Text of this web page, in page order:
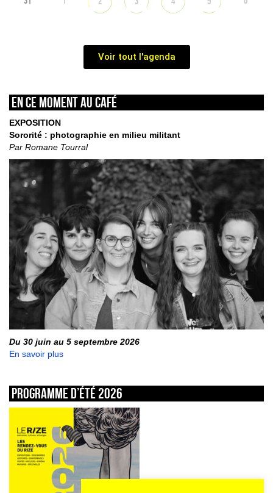
Voir tout l'agenda
En ce moment au café
EXPOSITION
Sororité : photographie en milieu militant
Par Romane Tourral
Du 30 juin au 5 septembre 2026
En savoir plus
Programme d’été 2026